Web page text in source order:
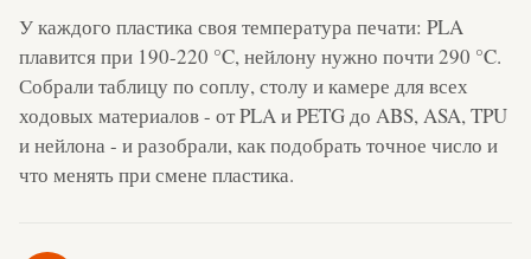
У каждого пластика своя температура печати: PLA
плавится при 190-220 °C, нейлону нужно почти 290 °C.
Собрали таблицу по соплу, столу и камере для всех
ходовых материалов - от PLA и PETG до ABS, ASA, TPU
и нейлона - и разобрали, как подобрать точное число и
что менять при смене пластика.